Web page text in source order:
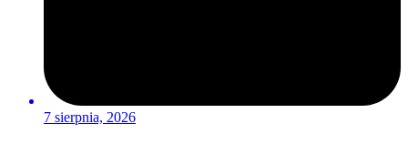
7 sierpnia, 2026